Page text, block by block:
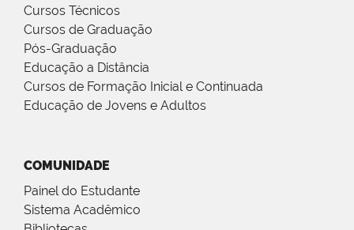
Cursos Técnicos
Cursos de Graduação
Pós-Graduação
Educação a Distância
Cursos de Formação Inicial e Continuada
Educação de Jovens e Adultos
COMUNIDADE
Painel do Estudante
Sistema Acadêmico